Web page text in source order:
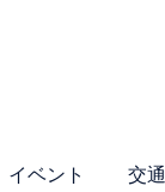
イベント 交通